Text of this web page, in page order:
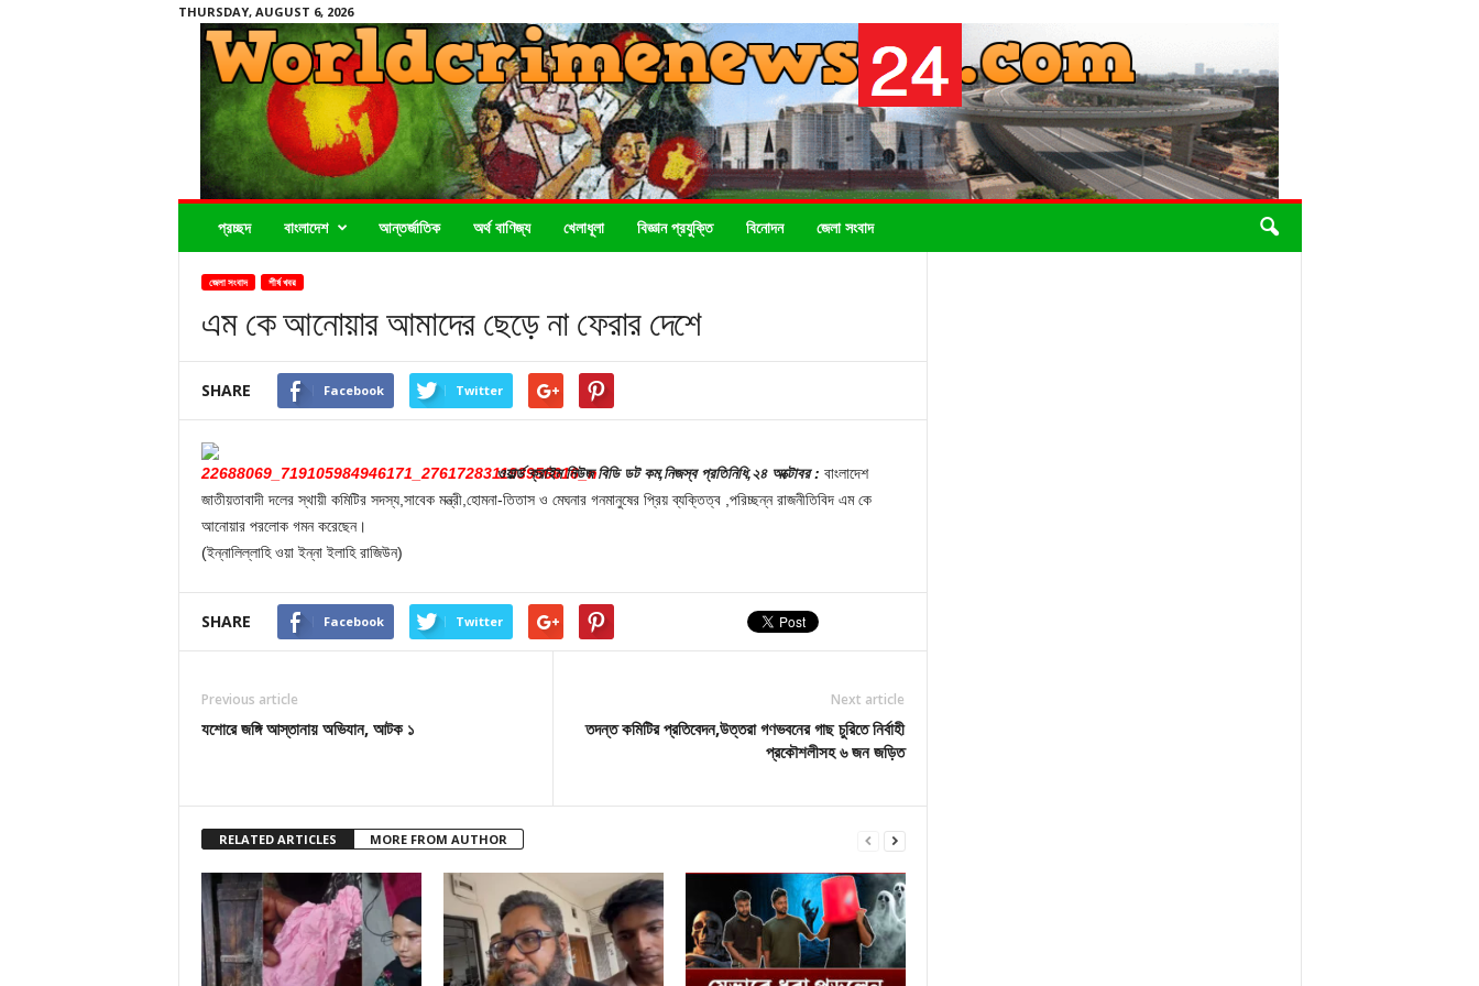
THURSDAY, AUGUST 6, 2026
প্রচ্ছদ বাংলাদেশ আন্তর্জাতিক অর্থ বাণিজ্য খেলাধূলা বিজ্ঞান প্রযুক্তি বিনোদন জেলা সংবাদ
জেলা সংবাদ শীর্ষ খবর
এম কে আনোয়ার আমাদের ছেড়ে না ফেরার দেশে
SHARE Facebook Twitter
ওয়ার্ল্ড ক্রাইম নিউজ বিডি ডট কম,নিজস্ব প্রতিনিধি,২৪ অক্টোবর : বাংলাদেশ
জাতীয়তাবাদী দলের স্থায়ী কমিটির সদস্য,সাবেক মন্ত্রী,হোমনা-তিতাস ও মেঘনার গনমানুষের প্রিয় ব্যক্তিত্ব ,পরিচ্ছন্ন রাজনীতিবিদ এম কে
আনোয়ার পরলোক গমন করেছেন।
(ইন্নালিল্লাহি ওয়া ইন্না ইলাহি রাজিউন)
SHARE Facebook Twitter
Previous article
যশোরে জঙ্গি আস্তানায় অভিযান, আটক ১
Next article
তদন্ত কমিটির প্রতিবেদন,উত্তরা গণভবনের গাছ চুরিতে নির্বাহী
প্রকৌশলীসহ ৬ জন জড়িত
RELATED ARTICLES MORE FROM AUTHOR